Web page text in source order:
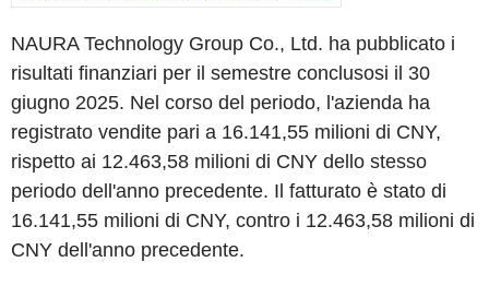
NAURA Technology Group Co., Ltd. ha pubblicato i
risultati finanziari per il semestre conclusosi il 30
giugno 2025. Nel corso del periodo, l'azienda ha
registrato vendite pari a 16.141,55 milioni di CNY,
rispetto ai 12.463,58 milioni di CNY dello stesso
periodo dell'anno precedente. Il fatturato è stato di
16.141,55 milioni di CNY, contro i 12.463,58 milioni di
CNY dell'anno precedente.